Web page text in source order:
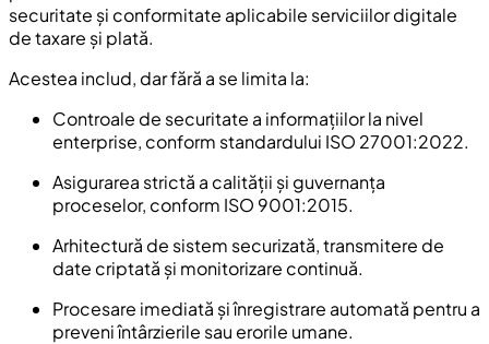
securitate și conformitate aplicabile serviciilor digitale
de taxare și plată.
Acestea includ, dar fără a se limita la:
Controale de securitate a informațiilor la nivel
enterprise, conform standardului ISO 27001:2022.
Asigurarea strictă a calității și guvernanța
proceselor, conform ISO 9001:2015.
Arhitectură de sistem securizată, transmitere de
date criptată și monitorizare continuă.
Procesare imediată și înregistrare automată pentru a
preveni întârzierile sau erorile umane.